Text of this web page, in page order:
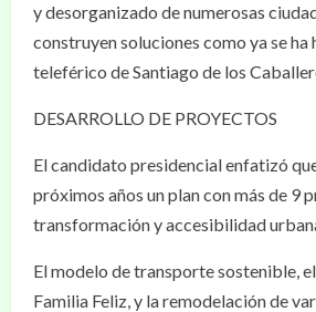
y desorganizado de numerosas
construyen soluciones como ya se ha
teleférico de Santiago de los
DESARROLLO DE PROYECTOS
El candidato presidencial enfatizó
próximos años un plan con más de 9
transformación y accesibilidad
El modelo de transporte sostenible,
Familia Feliz, y la remodelación de